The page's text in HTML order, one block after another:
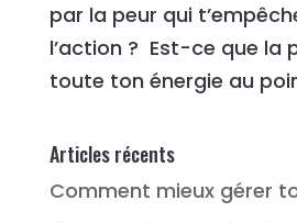
par la peur qui
l’action ? Est-ce que la
toute ton énergie au
Articles récents
Comment mieux gérer